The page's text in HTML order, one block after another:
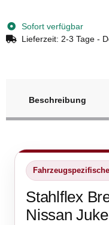
Sofort verfügbar
Lieferzeit: 2-3 Tage -
Beschreibung
Stahlflex
Nissan